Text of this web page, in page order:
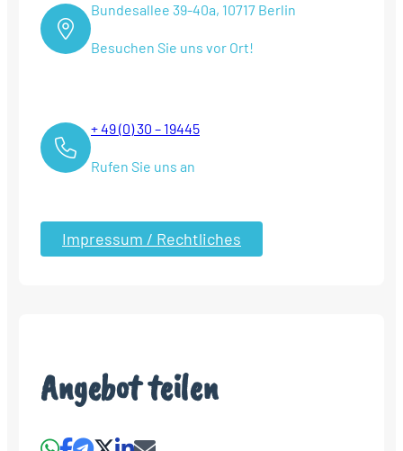
Bundesallee 39-40a, 10717 Berlin
Besuchen Sie uns vor Ort!
+ 49 (0) 30 – 19445
Rufen Sie uns an
Impressum / Rechtliches
Angebot teilen